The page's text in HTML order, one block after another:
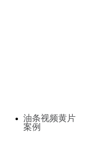
油条视频黄片
案例